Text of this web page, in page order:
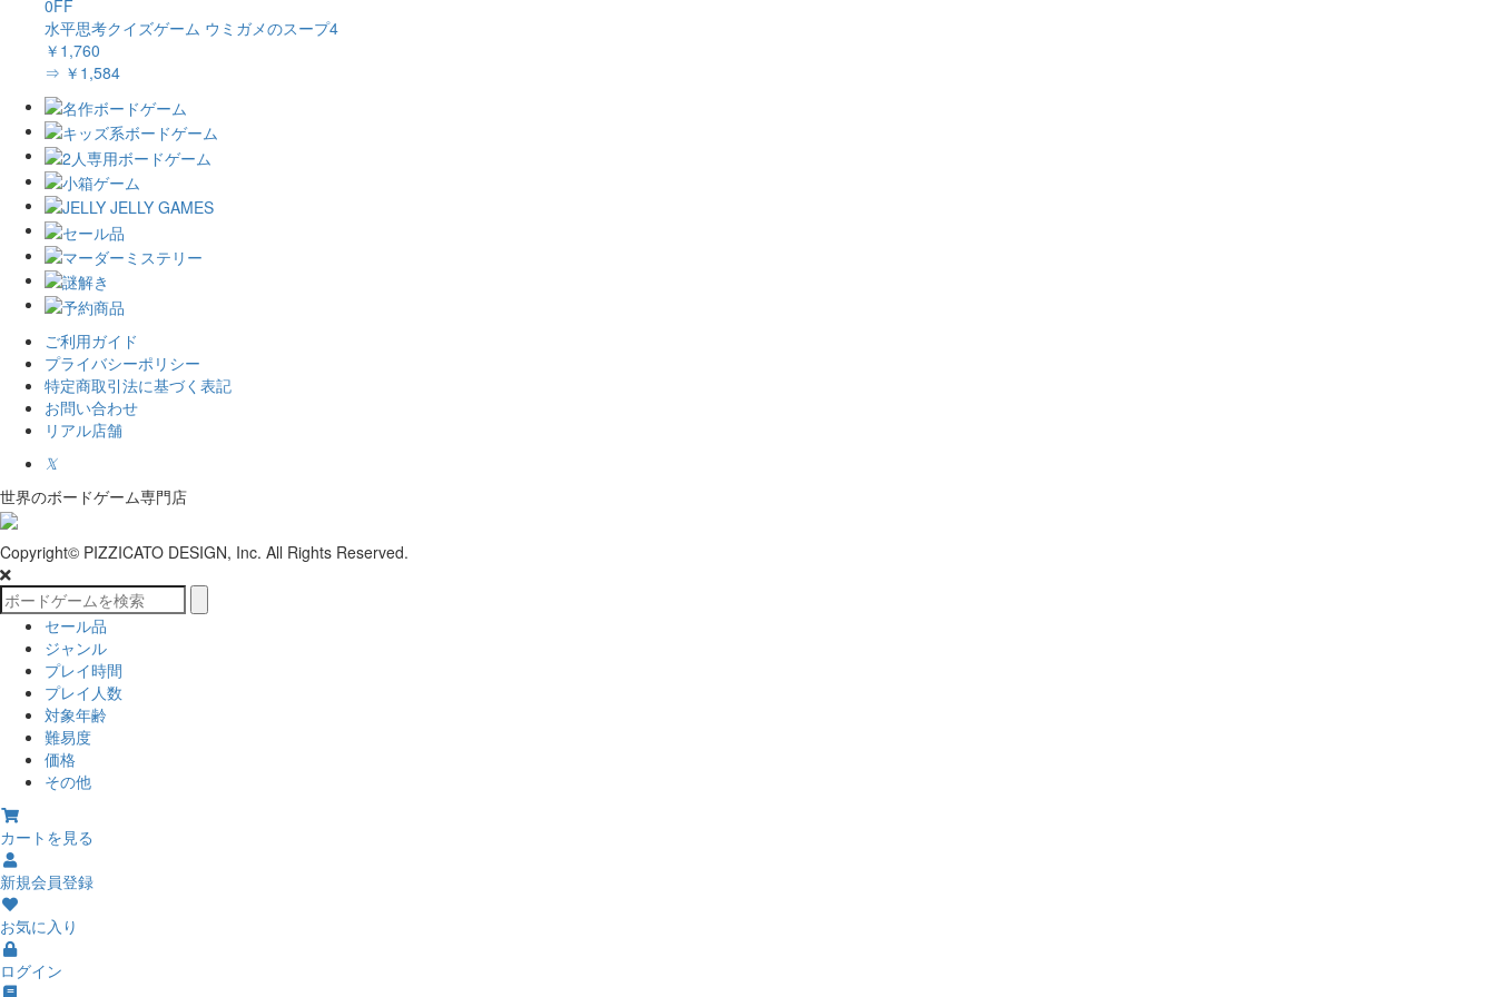
0FF
水平思考クイズゲーム ウミガメのスープ4
￥1,760
⇒ ￥1,584
ご利用ガイド
プライバシーポリシー
特定商取引法に基づく表記
お問い合わせ
リアル店舗
𝕏
世界のボードゲーム専門店
Copyright© PIZZICATO DESIGN, Inc. All Rights Reserved.
セール品
ジャンル
プレイ時間
プレイ人数
対象年齢
難易度
価格
その他
カートを見る
新規会員登録
お気に入り
ログイン